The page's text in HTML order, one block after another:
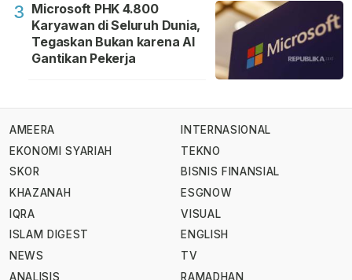
3 Microsoft PHK 4.800
Karyawan di Seluruh Dunia,
Tegaskan Bukan karena AI
Gantikan Pekerja
AMEERA
EKONOMI SYARIAH
SKOR
KHAZANAH
IQRA
ISLAM DIGEST
NEWS
ANALISIS
INTERNASIONAL
TEKNO
BISNIS FINANSIAL
ESGNOW
VISUAL
ENGLISH
TV
RAMADHAN